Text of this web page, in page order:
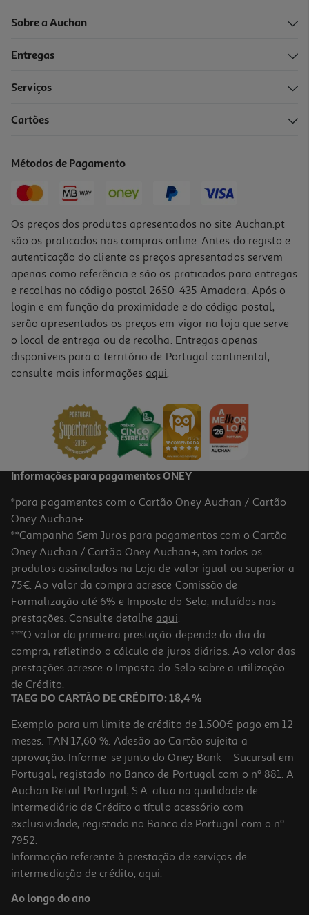
Sobre a Auchan
Entregas
Serviços
Cartões
Métodos de Pagamento
Os preços dos produtos apresentados no site Auchan.pt
são os praticados nas compras online. Antes do registo e
autenticação do cliente os preços apresentados servem
apenas como referência e são os praticados para entregas
e recolhas no código postal 2650-435 Amadora. Após o
login e em função da proximidade e do código postal,
serão apresentados os preços em vigor na loja que serve
o local de entrega ou de recolha. Entregas apenas
disponíveis para o território de Portugal continental,
consulte mais informações aqui.
Informações para pagamentos ONEY
*para pagamentos com o Cartão Oney Auchan / Cartão
Oney Auchan+.
**Campanha Sem Juros para pagamentos com o Cartão
Oney Auchan / Cartão Oney Auchan+, em todos os
produtos assinalados na Loja de valor igual ou superior a
75€. Ao valor da compra acresce Comissão de
Formalização até 6% e Imposto do Selo, incluídos nas
prestações. Consulte detalhe aqui.
***O valor da primeira prestação depende do dia da
compra, refletindo o cálculo de juros diários. Ao valor das
prestações acresce o Imposto do Selo sobre a utilização
de Crédito.
TAEG DO CARTÃO DE CRÉDITO: 18,4 %
Exemplo para um limite de crédito de 1.500€ pago em 12
meses. TAN 17,60 %. Adesão ao Cartão sujeita a
aprovação. Informe-se junto do Oney Bank – Sucursal em
Portugal, registado no Banco de Portugal com o nº 881. A
Auchan Retail Portugal, S.A. atua na qualidade de
Intermediário de Crédito a título acessório com
exclusividade, registado no Banco de Portugal com o nº
7952.
Informação referente à prestação de serviços de
intermediação de crédito, aqui.
Ao longo do ano